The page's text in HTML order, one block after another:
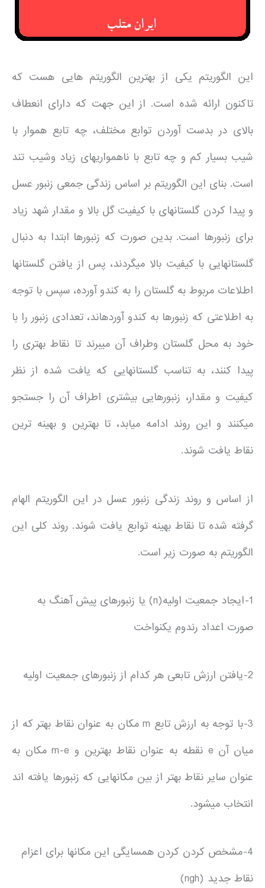
این الگوریتم یکی از بهترین الگوریتم هایی هست که
تاکنون ارائه شده است. از این جهت که دارای انعطاف
بالای در بدست آوردن توابع مختلف، چه تابع هموار با
شیب بسیار کم و چه تابع با ناهمواری­های زیاد وشیب تند
است. بنای این الگوریتم بر اساس زندگی جمعی زنبور عسل
و پیدا کردن گلستان­های با کیفیت گل بالا و مقدار شهد زیاد
برای زنبورها است. بدین صورت که زنبورها ابتدا به دنبال
گلستان­هایی با کیفیت بالا می­گردند، پس از یافتن گلستان­ها
اطلاعات مربوط به گلستان را به کندو آورده، سپس با توجه
به اطلاعتی که زنبورها به کندو آورده­اند، تعدادی زنبور را با
خود به محل گلستان وطراف آن می­برند تا نقاط بهتری را
پیدا کنند، به تناسب گلستان­هایی که یافت شده از نظر
کیفیت و مقدار، زنبورهایی بیشتری اطراف آن را جستجو
می­کنند و این روند ادامه میابد، تا بهترین و بهینه ترین
نقاط یافت شوند.
از اساس و روند زندگی زنبور عسل در این الگوریتم الهام
گرفته شده تا نقاط بهینه توابع یافت شوند. روند کلی این
الگوریتم به صورت زیر است.
1-ایجاد جمعیت اولیه(n) یا زنبورهای پیش آهنگ به
صورت اعداد رندوم یکنواخت
2-یافتن ارزش تابعی هر کدام از زنبورهای جمعیت اولیه
3-با توجه به ارزش تابع m مکان به عنوان نقاط بهتر که از
میان آن e نقطه به عنوان نقاط بهترین و m-e مکان به
عنوان سایر نقاط بهتر از بین مکان­هایی که زنبورها یافته اند
انتخاب می­شود.
4-مشخص کردن کردن همسایگی این مکان­ها برای اعزام
نقاط جدید (ngh)